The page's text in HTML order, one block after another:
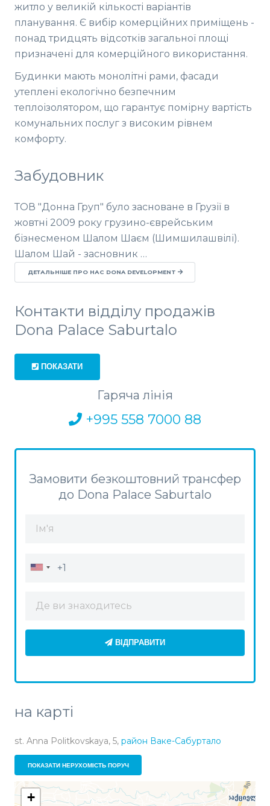
житло у великій кількості варіантів
планування. Є вибір комерційних приміщень -
понад тридцять відсотків загальної площі
призначені для комерційного використання.
Будинки мають монолітні рами, фасади
утеплені екологічно безпечним
теплоізолятором, що гарантує помірну вартість
комунальних послуг з високим рівнем
комфорту.
Забудовник
ТОВ "Донна Груп" було засноване в Грузії в
жовтні 2009 року грузино-єврейським
бізнесменом Шалом Шаєм (Шимшилашвілі).
Шалом Шай - засновник …
ДЕТАЛЬНІШЕ ПРО НАС DONA DEVELOPMENT
Контакти відділу продажів
Dona Palace Saburtalo
ПОКАЗАТИ
Гаряча лінія
+995 558 7000 88
Замовити безкоштовний трансфер
до Dona Palace Saburtalo
ВІДПРАВИТИ
на карті
st. Anna Politkovskaya, 5, район Ваке-Сабуртало
ПОКАЗАТИ НЕРУХОМІСТЬ ПОРУЧ
+